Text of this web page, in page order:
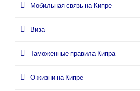
Мобильная связь на Кипре
Виза
Таможенные правила Кипра
О жизни на Кипре